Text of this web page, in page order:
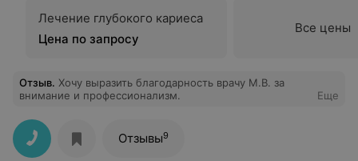
Лечение глубокого кариеса
Цена по запросу
Все цены
Отзыв. Хочу выразить благодарность врачу М.В. за
внимание и профессионализм.
Еще
Отзывы9